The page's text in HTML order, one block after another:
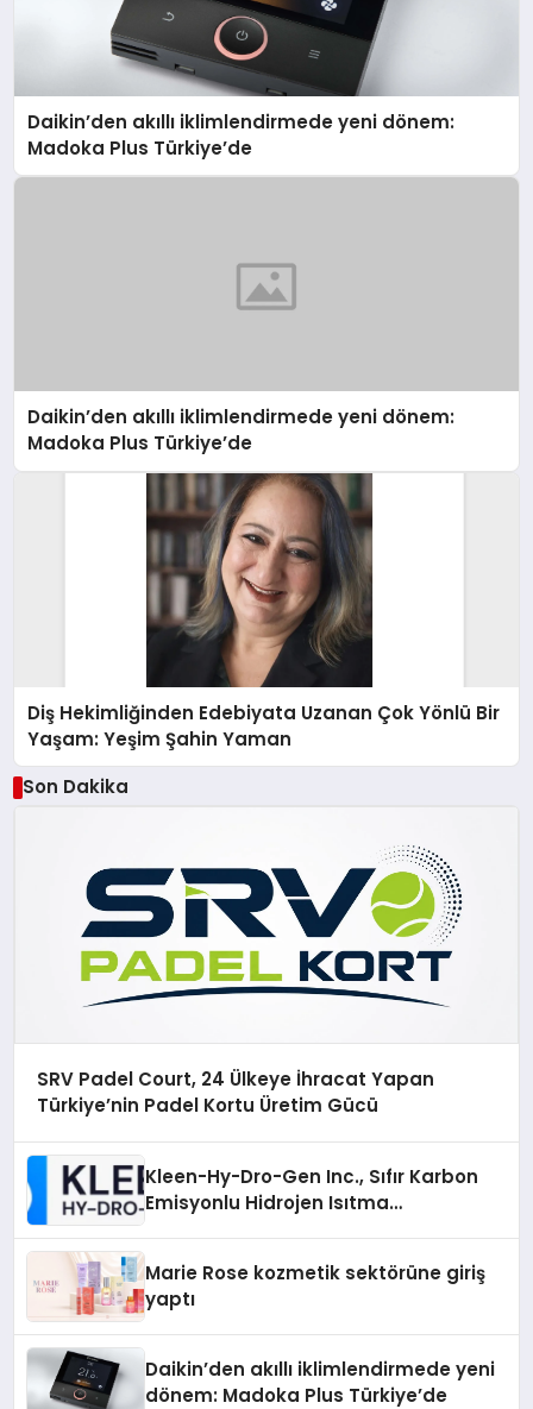
Daikin’den akıllı iklimlendirmede yeni dönem:
Madoka Plus Türkiye’de
Daikin’den akıllı iklimlendirmede yeni dönem:
Madoka Plus Türkiye’de
Diş Hekimliğinden Edebiyata Uzanan Çok Yönlü Bir
Yaşam: Yeşim Şahin Yaman
Son Dakika
SRV Padel Court, 24 Ülkeye İhracat Yapan
Türkiye’nin Padel Kortu Üretim Gücü
Kleen-Hy-Dro-Gen Inc., Sıfır Karbon
Emisyonlu Hidrojen Isıtma
Marie Rose kozmetik sektörüne giriş
yaptı
Daikin’den akıllı iklimlendirmede yeni
dönem: Madoka Plus Türkiye’de